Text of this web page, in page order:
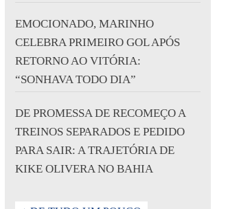
EMOCIONADO, MARINHO
CELEBRA PRIMEIRO GOL APÓS
RETORNO AO VITÓRIA:
“SONHAVA TODO DIA”
DE PROMESSA DE RECOMEÇO A
TREINOS SEPARADOS E PEDIDO
PARA SAIR: A TRAJETÓRIA DE
KIKE OLIVERA NO BAHIA